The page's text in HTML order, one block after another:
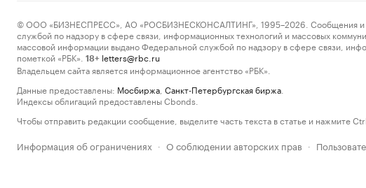
© ООО «БИЗНЕСПРЕСС», АО «РОСБИЗНЕСКОНСАЛТИНГ», 1995–2026. Сообщения и
службой по надзору в сфере связи, информационных технологий и массовых
массовой информации выдано Федеральной службой по надзору в сфере связи,
пометкой «РБК».
18+ letters@rbc.ru
Владельцем сайта является информационное агентство «РБК».
Данные предоставлены: Мосбиржа Санкт-Петербургская биржа
Индексы облигаций предоставлены Cbonds.
Чтобы отправить редакции сообщение, выделите часть текста в статье и нажмите
Информация об ограничениях · О соблюдении авторских прав ·